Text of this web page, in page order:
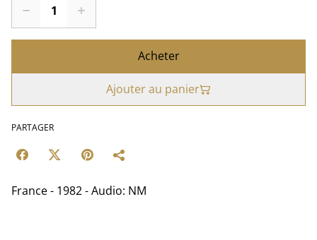
Acheter
Ajouter au panier
PARTAGER
France - 1982 - Audio: NM